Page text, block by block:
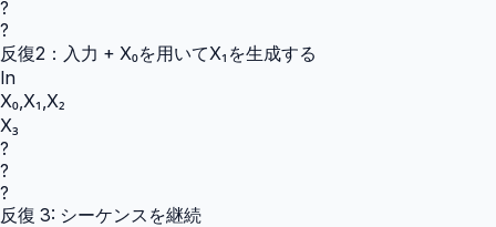
?
?
反復2：入力 + X₀を用いてX₁を生成する
In
X₀,X₁,X₂
X₃
?
?
?
反復 3: シーケンスを継続